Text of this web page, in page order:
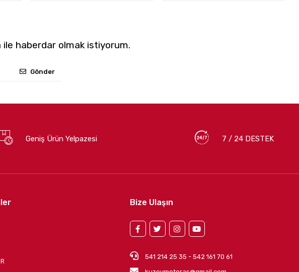
haberdar olmak istiyorum.
Gönder
Geniş Ürün Yelpazesi 7 / 24 DESTEK
Bize Ulaşın
541 214 25 35 - 542 161 70 61